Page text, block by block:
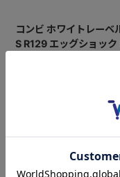
コンビ ホワイトレーベ
S R129 エッグショック
フラットクッション搭
ンパクトベッド型チャ
シート（2025年モデル
￥79,200